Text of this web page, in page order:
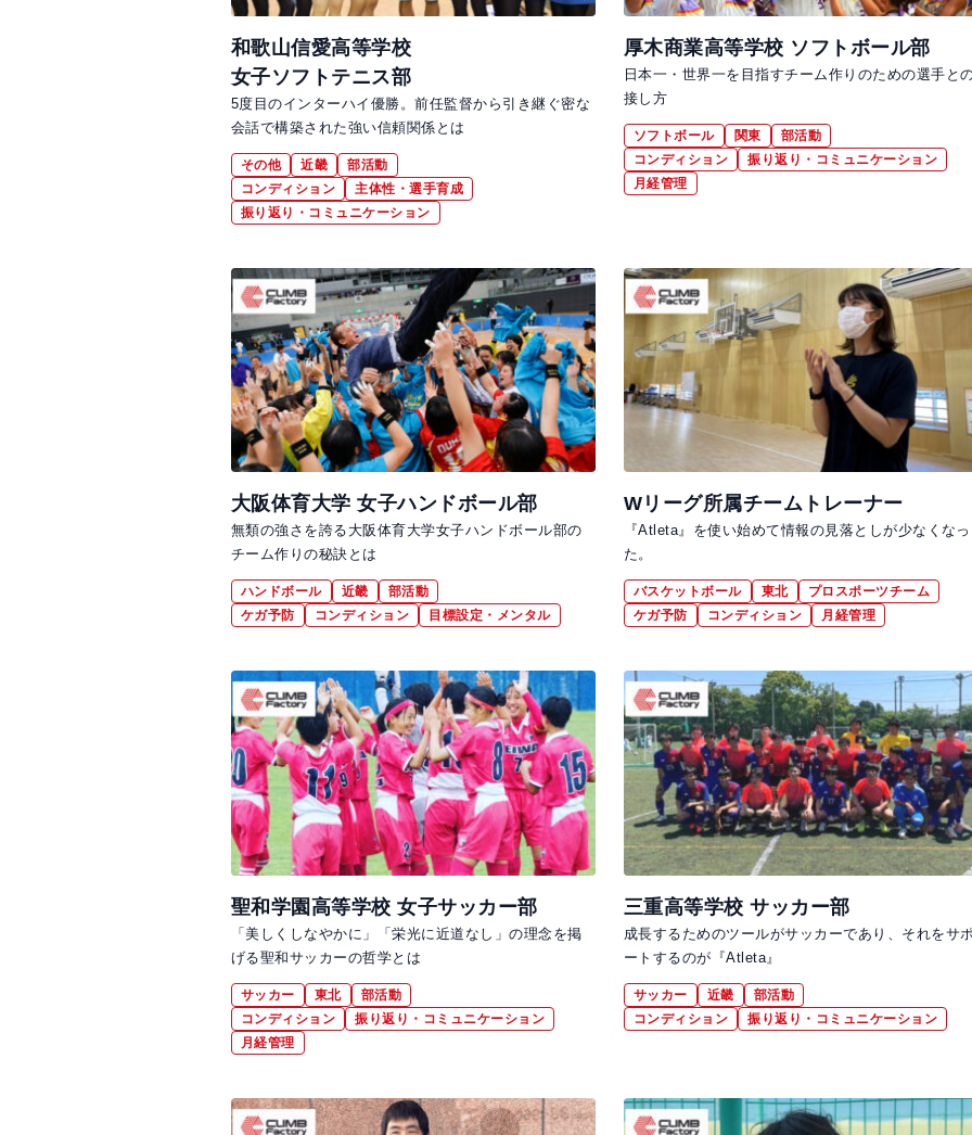
和歌山信愛高等学校
女子ソフトテニス部
5度目のインターハイ優勝。前任監督から引き継ぐ密な
会話で構築された強い信頼関係とは
その他 近畿
部活動
コンディション
主体性・選手育成
振り返り・コミュニケーション
厚木商業高等学校 ソフトボール部
日本一・世界一を目指すチーム作りのための選手と
接し方
ソフトボール 関東
部活動
コンディション
振り返り・コミュニケーション
月経管理
大阪体育大学 女子ハンドボール部
無類の強さを誇る大阪体育大学女子ハンドボール部の
チーム作りの秘訣とは
ハンドボール 近畿
部活動
ケガ予防
コンディション 目標設定・メンタル
Wリーグ所属チームトレーナー
『Atleta』を使い始めて情報の見落としが少なくなっ
た。
バスケットボール 東北
プロスポーツチーム
ケガ予防
コンディション 月経管理
聖和学園高等学校 女子サッカー部
「美しくしなやかに」「栄光に近道なし」の理念を掲
げる聖和サッカーの哲学とは
サッカー 東北
部活動
コンディション
振り返り・コミュニケーション
月経管理
三重高等学校 サッカー部
成長するためのツールがサッカーであり、それをサ
ートするのが『Atleta』
サッカー 近畿
部活動
コンディション
振り返り・コミュニケーション